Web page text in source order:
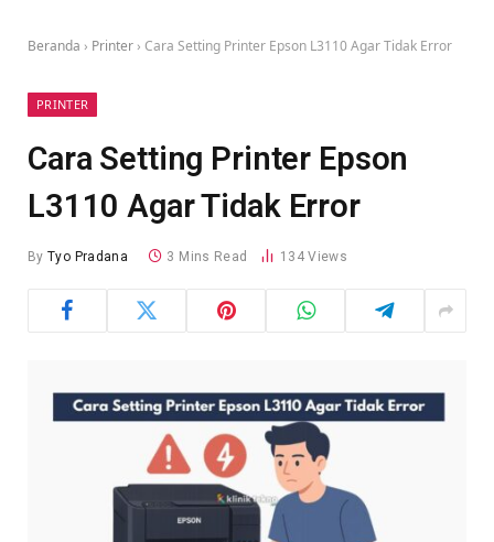
Beranda › Printer › Cara Setting Printer Epson L3110 Agar Tidak Error
PRINTER
Cara Setting Printer Epson
L3110 Agar Tidak Error
By Tyo Pradana 3 Mins Read 134Views